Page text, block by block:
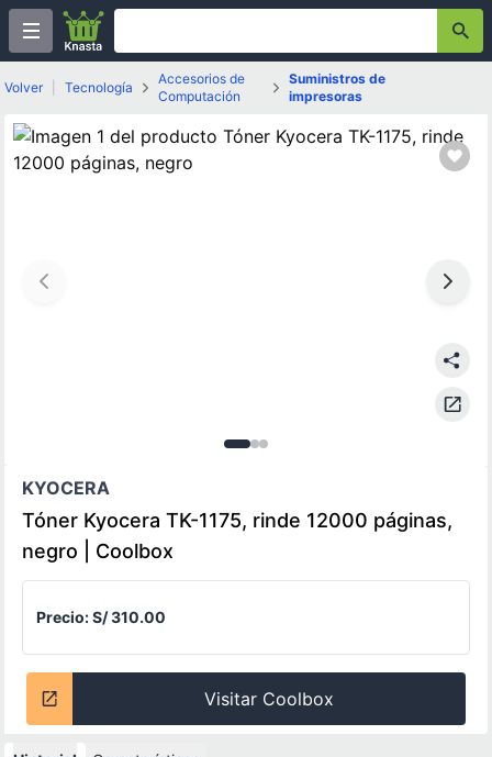
Volver Tecnología
Accesorios de
Computación
Suministros de
impresoras
ImagenImagen
Imagen
KYOCERA
Tóner Kyocera TK-1175, rinde 12000 páginas,
negro | Coolbox
Precio:S/ 310.00
Visitar Coolbox